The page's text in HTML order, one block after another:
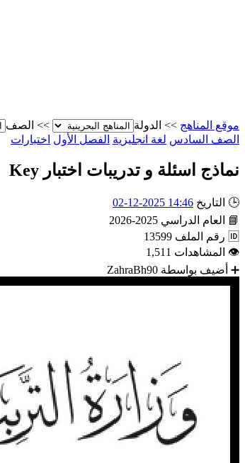
موقع المناهج >> الدولة >> الصف
الصف السادس لغة انجليزية الفصل الأول اختبارات
نماذج اسئلة و تدريبات اختبار Key
🕒 التاريخ 14:46 2025-12-02
📘
العام الدراسي 2025-2026
🆔 رقم الملف 13599
👁 المشاهدات 1,511
➕ أضيف بواسطة ZahraBh90